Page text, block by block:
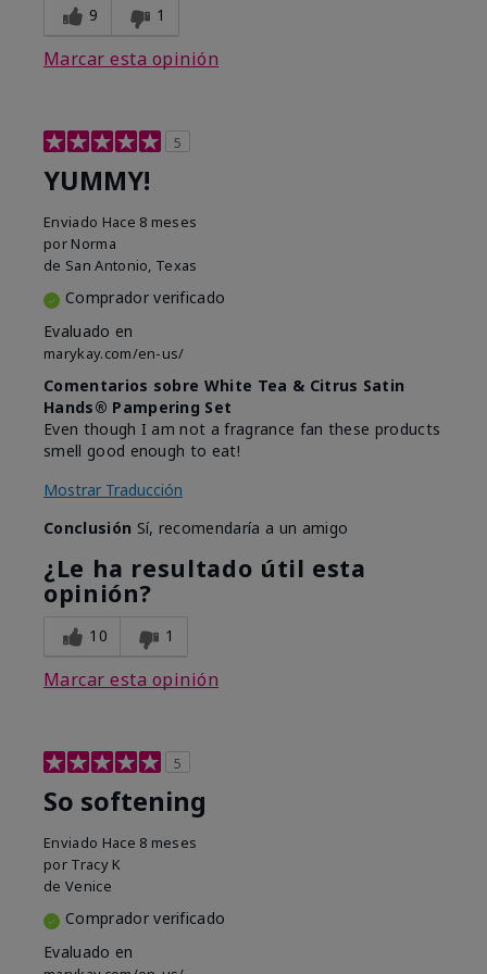
9 1
Marcar esta opinión
5
YUMMY!
Enviado Hace 8 meses
por Norma
de San Antonio, Texas
Comprador verificado
Evaluado en
marykay.com/en-us/
Comentarios sobre White Tea & Citrus Satin
Hands® Pampering Set
Even though I am not a fragrance fan these products
smell good enough to eat!
Mostrar Traducción
Conclusión Sí, recomendaría a un amigo
¿Le ha resultado útil esta
opinión?
10 1
Marcar esta opinión
5
So softening
Enviado Hace 8 meses
por Tracy K
de Venice
Comprador verificado
Evaluado en